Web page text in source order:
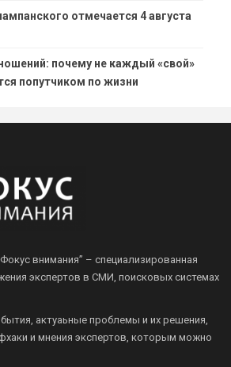
отмечается 4 августа
почему не каждый «свой»
попутчиком по жизни
внимания” – специализированная
экспертов в СМИ, поисковых системах
актуаьные проблемы и их решения,
и мнения экспертов, которым можно